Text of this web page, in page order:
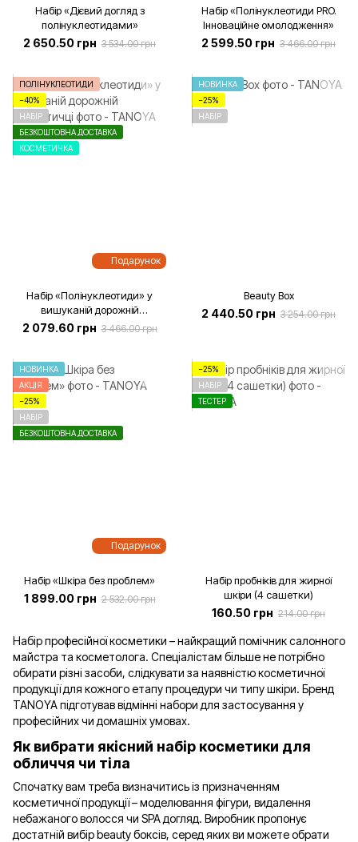
Набір «Дієвий догляд з
полінуклеотидами»
2 650.50 грн 3 534.00 грн
Набір «Полінуклеотиди PRO.
Інноваційне омолодження»
2 599.50 грн 3 466.00 грн
Подарунок
ПОЛІНУКЛЕОТИДИ
−40%
НАБІР
БЕЗКОШТОВНА ДОСТАВКА
КОСМЕТИЧКА
Набір «Полінуклеотиди» у
вишуканій дорожній
косметичці
2 079.60 грн 3 466.00 грн
НОВИНКА
−25%
НАБІР
Beauty Box
2 440.50 грн 3 254.00 грн
Подарунок
НОВИНКА
АКЦІЯ
−25%
НАБІР
БЕЗКОШТОВНА ДОСТАВКА
Набір «Шкіра без проблем»
1 899.00 грн 2 532.00 грн
−25%
НАБІР
ТЕСТЕР
Набір пробніків для жирної
шкіри (4 сашетки)
160.50 грн 214.00 грн
Набір професійної косметики – найкращий помічник салонного
майстра та косметолога. Спеціалістам більше не потрібно
обирати різні засоби, слідкувати за наявністю косметичної
продукції для кожного етапу процедури чи типу шкіри. Бренд
TANOYA підготував відмінні набори для застосування у
професійних чи домашніх умовах.
Як вибрати якісний набір косметики для
обличчя чи тіла
Спочатку вам треба визначитись із призначенням
косметичної продукції – моделювання фігури, видалення
небажаного волосся чи SPA догляд. Виробник пропонує
достатній вибір beauty боксів, серед яких ви можете обрати